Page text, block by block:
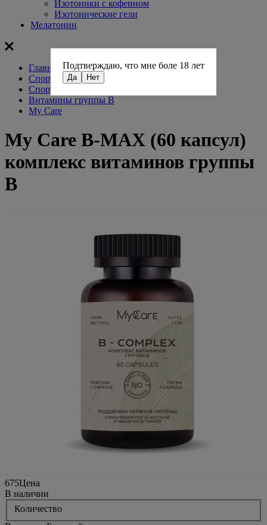
Изотоники с кофеином
Изотонические гели
Мелатонин
Главная
Спортивное питание
Спортивные витамины
Витамины группы В
My Care
My Care B-MAX (60 капсул)
комплекс витаминов группы
В
675Цена
В наличии
Количество
Подтверждаю, что мне боле 18 лет
Да Нет